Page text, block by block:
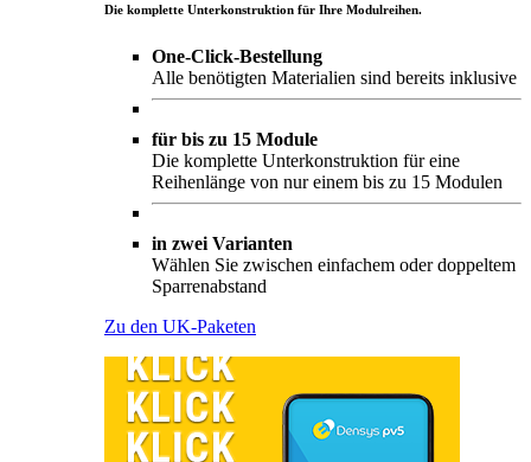
Die komplette Unterkonstruktion für Ihre Modulreihen.
One-Click-Bestellung
Alle benötigten Materialien sind bereits inklusive
für bis zu 15 Module
Die komplette Unterkonstruktion für eine
Reihenlänge von nur einem bis zu 15 Modulen
in zwei Varianten
Wählen Sie zwischen einfachem oder doppeltem
Sparrenabstand
Zu den UK-Paketen